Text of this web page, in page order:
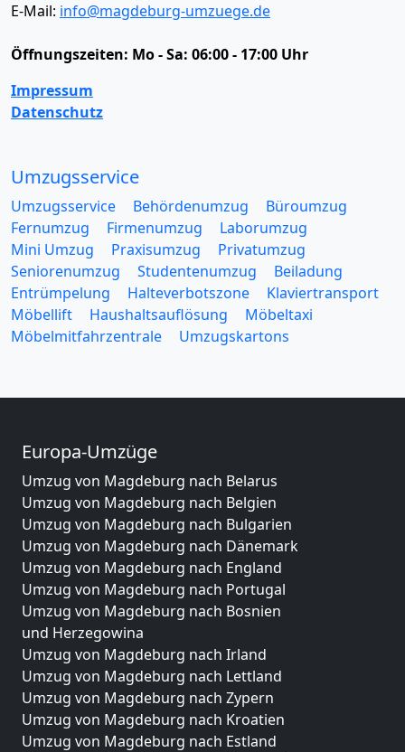
E-Mail: info@magdeburg-umzuege.de
Öffnungszeiten: Mo - Sa: 06:00 - 17:00 Uhr
Impressum
Datenschutz
Umzugsservice
Umzugsservice Behördenumzug
Büroumzug
Fernumzug
Firmenumzug
Laborumzug
Mini Umzug
Praxisumzug
Privatumzug
Seniorenumzug
Studentenumzug
Beiladung
Entrümpelung
Halteverbotszone
Klaviertransport
Möbellift
Haushaltsauflösung
Möbeltaxi
Möbelmitfahrzentrale
Umzugskartons
Europa-Umzüge
Umzug von Magdeburg nach Belarus
Umzug von Magdeburg nach Belgien
Umzug von Magdeburg nach Bulgarien
Umzug von Magdeburg nach Dänemark
Umzug von Magdeburg nach England
Umzug von Magdeburg nach Portugal
Umzug von Magdeburg nach Bosnien
und Herzegowina
Umzug von Magdeburg nach Irland
Umzug von Magdeburg nach Lettland
Umzug von Magdeburg nach Zypern
Umzug von Magdeburg nach Kroatien
Umzug von Magdeburg nach Estland